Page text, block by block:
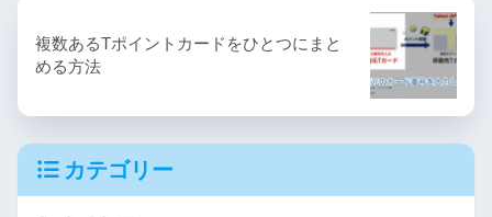
複数あるTポイントカードをひとつにまと
める方法
カテゴリー